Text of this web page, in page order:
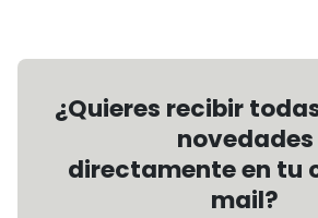
¿Quieres recibir
novedades
directamente en tu
mail?